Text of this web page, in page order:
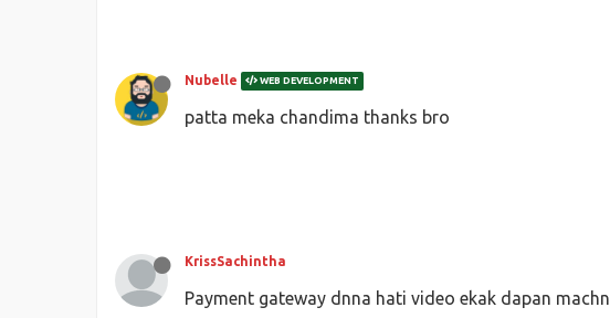
Nubelle WEB DEVELOPMENT
patta meka chandima thanks bro
KrissSachintha
Payment gateway dnna hati video ekak dapan machn